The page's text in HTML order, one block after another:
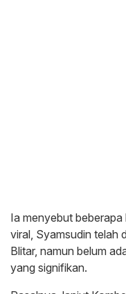
Ia menyebut
viral, Syamsudin telah
Blitar, namun belum
yang signifikan.